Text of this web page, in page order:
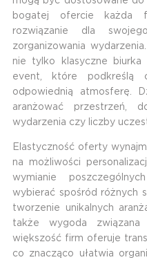
bogatej ofercie każda
rozwiązanie dla
zorganizowania
nie tylko klasyczne
event, które podkreślą
odpowiednią atmosferę.
aranżować przestrzeń,
wydarzenia czy liczby
Elastyczność oferty
na możliwości
wymianie
wybierać spośród różnych
tworzenie unikalnych
także wygoda
większość firm oferuje
co znacząco ułatwia